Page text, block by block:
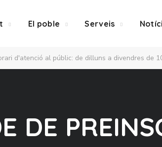
El poble Serveis
d'atenció al públic: de dilluns a divendres de
DE